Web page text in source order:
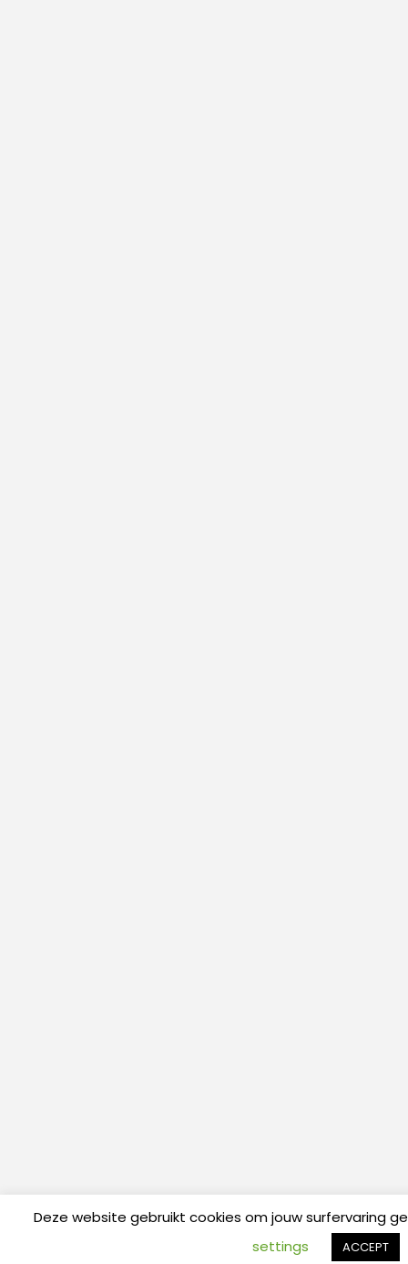
Deze website gebruikt cookies om jouw surfervaring
settings
ACCEPT